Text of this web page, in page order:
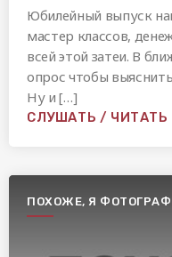
Юбилейный выпуск
мастер классов,
всей этой затеи. В
опрос чтобы
Ну и […]
СЛУШАТЬ / ЧИТАТЬ
ПОХОЖЕ, Я ФОТОГРАФ